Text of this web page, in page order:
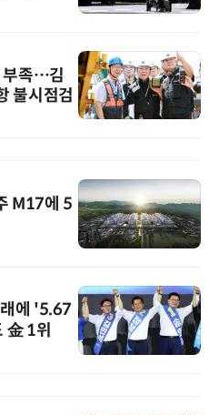
부족…김
불시점검
M17에 5
에 '5.67
1위